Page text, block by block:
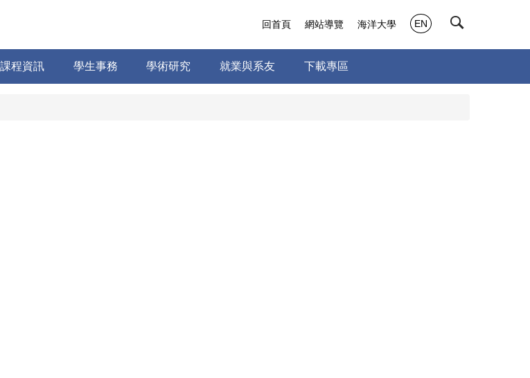
課程資訊 學生事務 學術研究 就業與系友 下載專區
回首頁 網站導覽 海洋大學 EN